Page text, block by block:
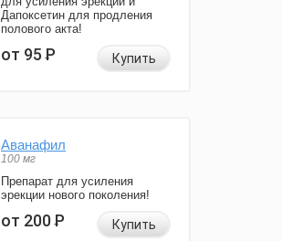
Дапоксетин для продления
полового акта!
от 95Р Купить
Аванафил
100 мг
Препарат для усиления
эрекции нового поколения!
от 200Р Купить